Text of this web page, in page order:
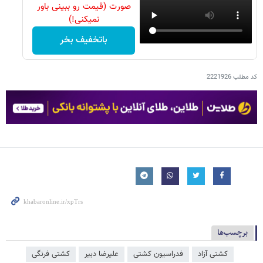
صورت (قیمت رو ببینی باور
نمیکنی!)
باتخفیف بخر
کد مطلب2221926
برچسب‌ها
کشتی آزاد فدراسیون کشتی علیرضا دبیر کشتی فرنگی